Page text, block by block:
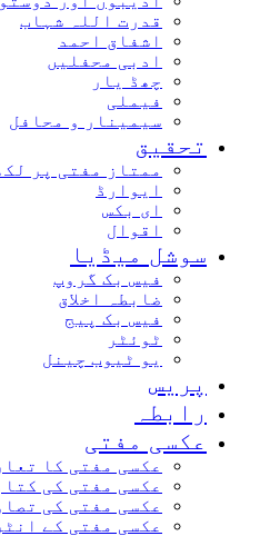
قدرت اللہ شہاب
اشفاق احمد
ادبی محفلیں
چھڈ یار
فیملی
سیمینار و محافل
تحقیق
ممتاز مفتی پر
ایوارڈ
ای بکس
اقوال
سوشل میڈیا
فیس بک گروپ
ضابطہ اخلاق
فیس بک پیج
ٹوئٹر
یو ٹیوب چینل
پریس
رابطہ
عکسی مفتی
عکسی مفتی کا
عکسی مفتی کی
عکسی مفتی کی
عکسی مفتی کے